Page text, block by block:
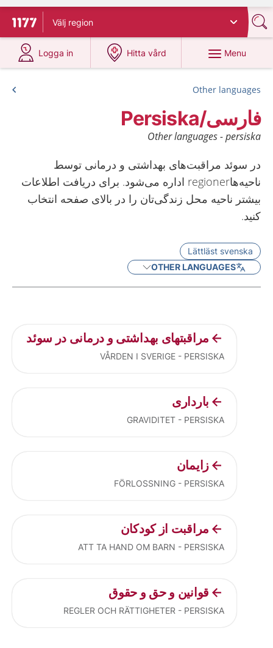
To start page for 1177
Välj region
Logga in
at 1177.se
Hitta vård
at 1177.se
Menu
Other languages
فارسی/Persiska
Other languages - persiska
در سوئد مراقبت‌‌های بهداشتی و درمانی توسط
ناحیه‌‌هاregioner اداره می‌‌شود. برای دریافت اطلاعات
بیشتر ناحیه محل زندگی‌‌تان را در بالای صفحه انتخاب
کنید.
Lättläst svenska
OTHER LANGUAGES
Current articlesمراقبتهای بهداشتی و درمانی در سوئد
VÅRDEN I SVERIGE - PERSISKA
بارداری
GRAVIDITET - PERSISKA
زایمان
FÖRLOSSNING - PERSISKA
مراقبت از کودکان
ATT TA HAND OM BARN - PERSISKA
قوانین و حق و حقوق
REGLER OCH RÄTTIGHETER - PERSISKA